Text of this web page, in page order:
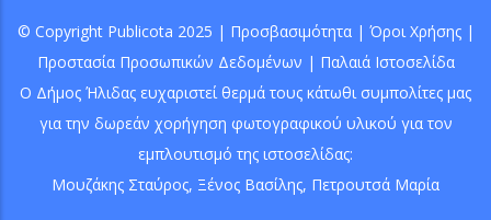
© Copyright Publicota 2025 | Προσβασιμότητα| Όροι Χρήσης|
Προστασία Προσωπικών Δεδομένων | Παλαιά Ιστοσελίδα
Ο Δήμος Ήλιδας ευχαριστεί θερμά τους κάτωθι συμπολίτες μας
για την δωρεάν χορήγηση φωτογραφικού υλικού για τον
εμπλουτισμό της ιστοσελίδας:
Μουζάκης Σταύρος, Ξένος Βασίλης, Πετρουτσά Μαρία